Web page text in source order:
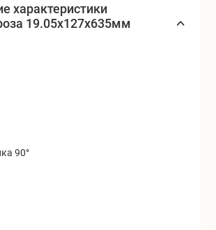
характеристики
19.05x127x635мм
90°